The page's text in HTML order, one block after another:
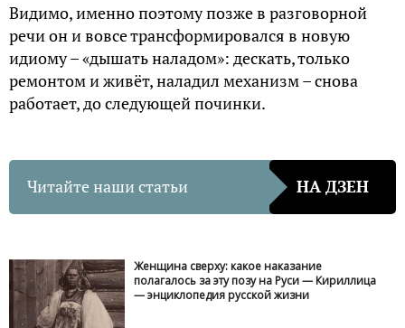
Видимо, именно поэтому позже в разговорной
речи он и вовсе трансформировался в новую
идиому – «дышать наладом»: дескать, только
ремонтом и живёт, наладил механизм – снова
работает, до следующей починки.
Читайте наши статьи НА ДЗЕН
Женщина сверху: какое наказание
полагалось за эту позу на Руси — Кириллица
— энциклопедия русской жизни